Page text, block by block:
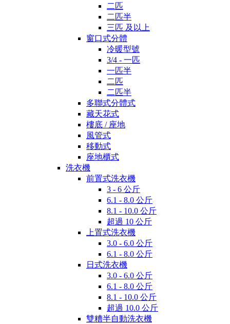
二匹
二匹半
三匹 及以上
窗口式分體
冷暖型號
3/4 - 一匹
一匹半
二匹
二匹半
多聯式分體式
藏天花式
樓底 / 座地
風管式
移動式
座地櫃式
洗衣機
前置式洗衣機
3 - 6 公斤
6.1 - 8.0 公斤
8.1 - 10.0 公斤
超過 10 公斤
上置式洗衣機
3.0 - 6.0 公斤
6.1 - 8.0 公斤
日式洗衣機
3.0 - 6.0 公斤
6.1 - 8.0 公斤
8.1 - 10.0 公斤
超過 10.0 公斤
雙糟半自動洗衣機